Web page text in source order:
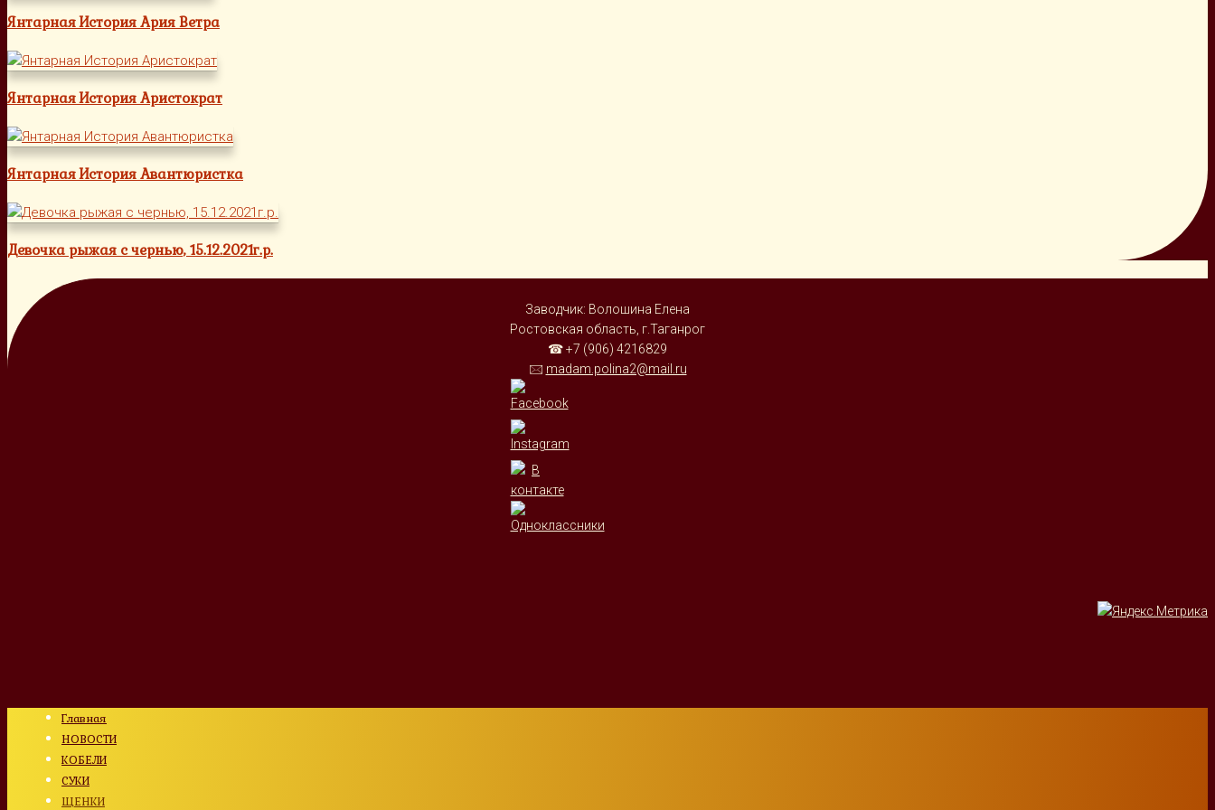
Янтарная История Ария Ветра
Янтарная История Аристократ
Янтарная История Авантюристка
Девочка рыжая с чернью, 15.12.2021г.р.
Заводчик: Волошина Елена
Ростовская область, г.Таганрог
☎ +7 (906) 4216829
🖂 madam.polina2@mail.ru
Главная
НОВОСТИ
КОБЕЛИ
СУКИ
ЩЕНКИ